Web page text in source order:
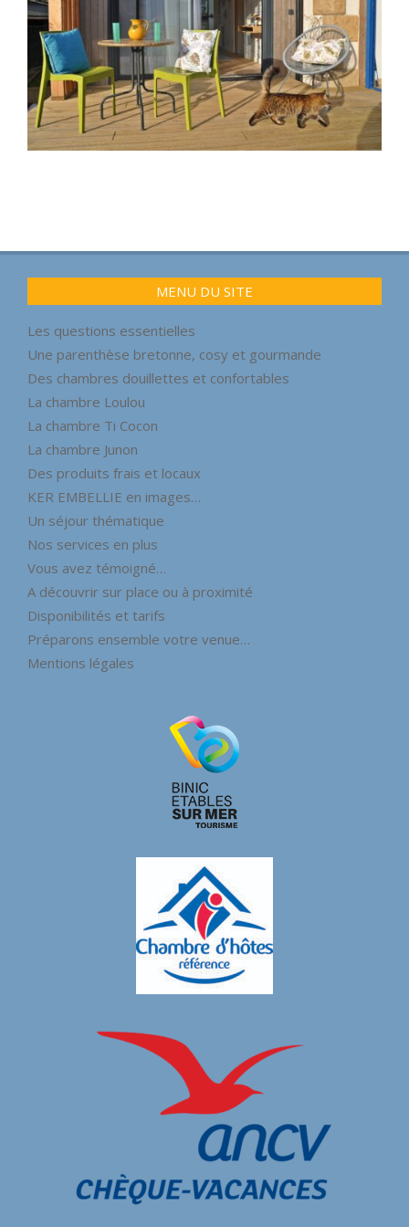
02-
MENU DU SITE
Les questions essentielles
Une parenthèse bretonne, cosy et gourmande
Des chambres douillettes et confortables
La chambre Loulou
La chambre Ti Cocon
La chambre Junon
Des produits frais et locaux
KER EMBELLIE en images…
Un séjour thématique
Nos services en plus
Vous avez témoigné…
A découvrir sur place ou à proximité
Disponibilités et tarifs
Préparons ensemble votre venue…
Mentions légales